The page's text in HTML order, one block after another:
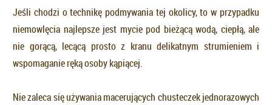
Jeśli chodzi o technikę podmywania tej okolicy, to w przypadku
niemowlęcia najlepsze jest mycie pod bieżącą wodą, ciepłą, ale
nie gorącą, lecącą prosto z kranu delikatnym strumieniem i
wspomaganie ręką osoby kąpiącej.
Nie zaleca się używania macerujących chusteczek jednorazowych